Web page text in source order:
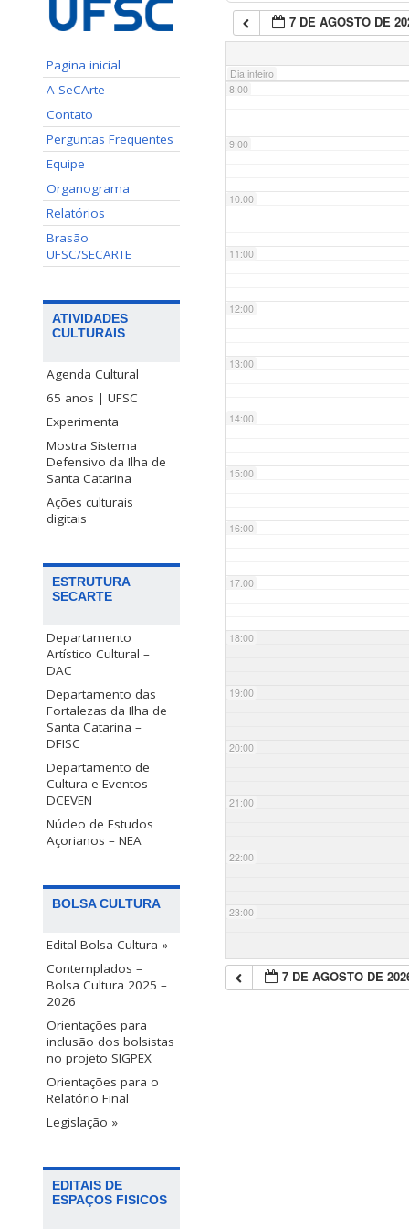
Pagina inicial
A SeCArte
Contato
Perguntas Frequentes
Equipe
Organograma
Relatórios
Brasão
UFSC/SECARTE
ATIVIDADES
CULTURAIS
Agenda Cultural
65 anos | UFSC
Experimenta
Mostra Sistema
Defensivo da Ilha de
Santa Catarina
Ações culturais
digitais
ESTRUTURA
SECARTE
Departamento
Artístico Cultural –
DAC
Departamento das
Fortalezas da Ilha de
Santa Catarina –
DFISC
Departamento de
Cultura e Eventos –
DCEVEN
Núcleo de Estudos
Açorianos – NEA
BOLSA CULTURA
Edital Bolsa Cultura »
Contemplados –
Bolsa Cultura 2025 –
2026
Orientações para
inclusão dos bolsistas
no projeto SIGPEX
Orientações para o
Relatório Final
Legislação »
EDITAIS DE
ESPAÇOS FISICOS
7 DE AGOSTO DE
Dia inteiro
7:00
8:00
9:00
10:00
11:00
12:00
13:00
14:00
15:00
16:00
17:00
18:00
19:00
20:00
21:00
22:00
23:00
7 DE AGOSTO DE